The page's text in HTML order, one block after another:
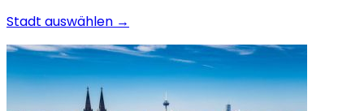
Stadt auswählen →